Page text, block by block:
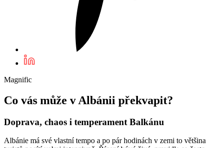
Magnific
Co vás může v Albánii překvapit?
Doprava, chaos i temperament Balkánu
Albánie má své vlastní tempo a po pár hodinách v zemi to většina